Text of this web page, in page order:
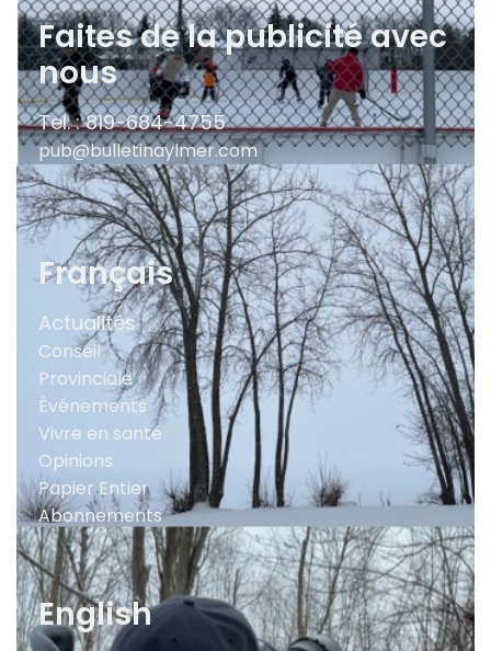
Faites de la publicité avec
nous
Tel. : 819-684-4755
pub@bulletinaylmer.com
Français
Actualités
Conseil
Provinciale
Événements
Vivre en santé
Opinions
Papier Entier
Abonnements
English